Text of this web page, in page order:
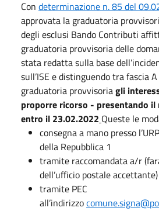
Con determinazione n. 85 del
approvata la graduatoria
degli esclusi Bando Contributi
graduatoria provvisoria delle
stata redatta sulla base
sull’ISE e distinguendo tra fascia
graduatoria provvisoriagli
proporre ricorso - presentando il
entro il 23.02.2022 Queste le
consegna a mano presso
della Repubblica 1
tramite raccomandata a/r
dell’ufficio postale accettante)
tramite PEC
all’indirizzo